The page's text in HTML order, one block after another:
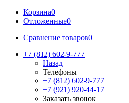
Корзина0
Отложенные0
Сравнение товаров0
+7 (812) 602-9-777
Назад
Телефоны
+7 (812) 602-9-777
+7 (921) 920-44-17
Заказать звонок